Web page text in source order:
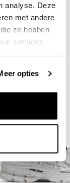
analyse. Deze
met andere
ze hebben
services.
opties